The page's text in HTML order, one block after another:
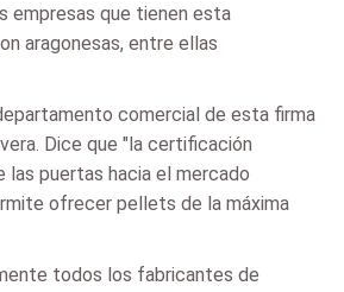
empresas que tienen esta
aragonesas, entre ellas
comercial de esta firma
Dice que "la certificación
las puertas hacia el mercado
ofrecer pellets de la máxima
todos los fabricantes de